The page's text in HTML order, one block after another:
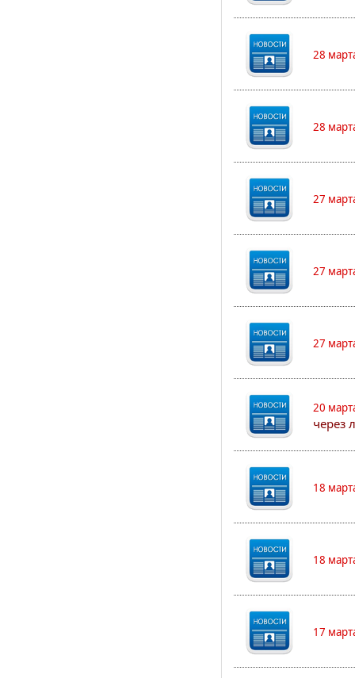
28
28
27
27
27
20
через
18
18
17